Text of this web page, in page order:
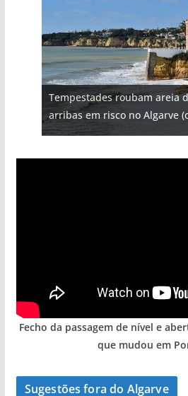
Tempestades roubam areia
arribas em risco no Algarve
Projeto milionário:
milhões de euros na
hotéis (com vídeo)
Foto do dia: uma cidade
entre redes e fábricas
Milagre da água. Fontes
Algarve voltam a ter vida
Tapas do mar a 3 euros
gastronómica nasce no
Fecho da passagem de nível e
que mudou em
Sugestões fora do Algarve